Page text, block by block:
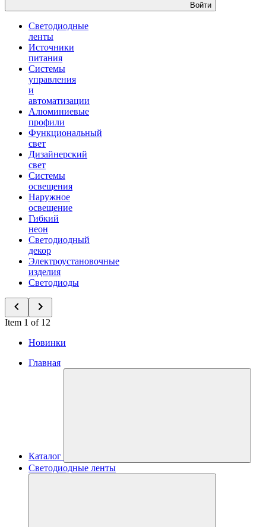
Войти
Светодиодные
ленты
Источники
питания
Системы
управления
и
автоматизации
Алюминиевые
профили
Функциональный
свет
Дизайнерский
свет
Системы
освещения
Наружное
освещение
Гибкий
неон
Светодиодный
декор
Электроустановочные
изделия
Светодиоды
Item 1 of 12
Новинки
Главная
Каталог
Светодиодные ленты